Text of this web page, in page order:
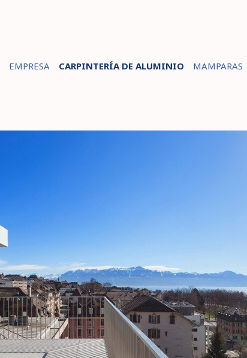
EMPRESA CARPINTERÍA DE ALUMINIO MAMPARAS